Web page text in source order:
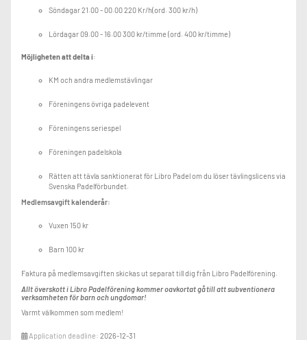
Söndagar 21.00 - 00.00 220 Kr/h(ord. 300 kr/h)
Lördagar 09.00 - 16.00 300 kr/timme (ord. 400 kr/timme)
Möjligheten att delta i:
KM och andra medlemstävlingar
Föreningens övriga padelevent
Föreningens seriespel
Föreningen padelskola
Rätten att tävla sanktionerat för Libro Padel om du löser tävlingslicens via
Svenska Padelförbundet.
Medlemsavgift kalenderår:
Vuxen 150 kr
Barn 100 kr
Faktura på medlemsavgiften skickas ut separat till dig från Libro Padelförening.
Allt överskott i Libro Padelförening kommer oavkortat gå till att subventionera
verksamheten för barn och ungdomar!
Varmt välkommen som medlem!
Application deadline: 2026-12-31